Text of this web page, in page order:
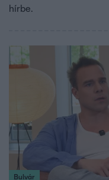
hírbe.
Bulvár